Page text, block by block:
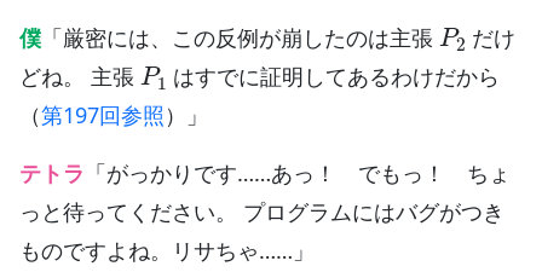
僕 「厳密には、この反例が崩したのは主張
P2
だけ
どね。 主張
P1
はすでに証明してあるわけだから
（第197回参照 ）」
テトラ 「がっかりです……あっ！ でもっ！ ちょ
っと待ってください。 プログラムにはバグがつき
ものですよね。リサちゃ……」